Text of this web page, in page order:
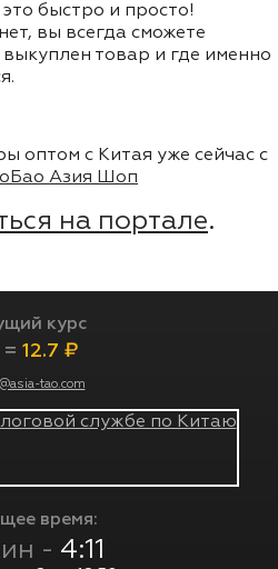
быстро и просто!
вы всегда сможете
товар и где именно
оптом с Китая уже сейчас с
Азия Шоп
на портале.
курс
= 12.7 ₽
tao.com
время:
- 4:11